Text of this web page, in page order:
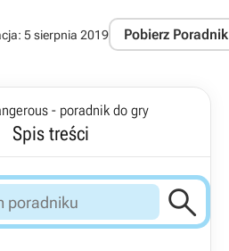
5 sierpnia 2019 Pobierz Poradnik
- poradnik do gry
Spis treści
